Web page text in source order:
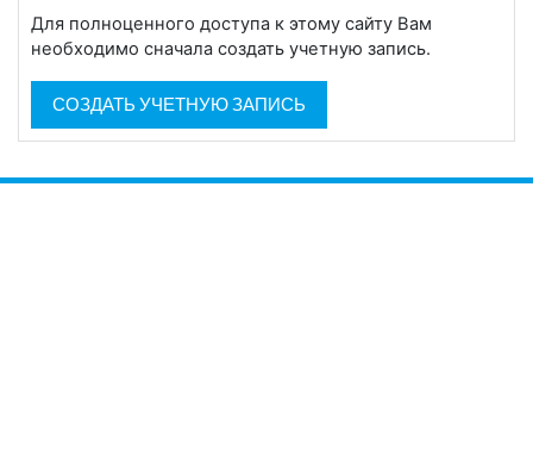
Для полноценного доступа к этому сайту Вам
необходимо сначала создать учетную запись.
СОЗДАТЬ УЧЕТНУЮ ЗАПИСЬ